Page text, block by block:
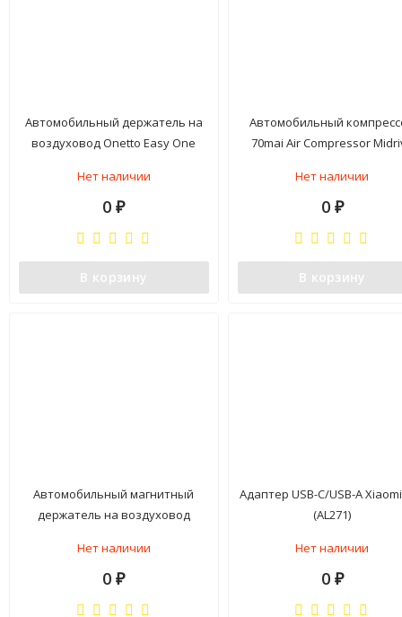
Автомобильный держатель на
воздуховод Onetto Easy One
Нет наличии
0₽
В корзину
Автомобильный
70mai Air Compressor
Нет наличии
0 ₽
В корзину
Автомобильный магнитный
держатель на воздуховод
Mount
Нет наличии
0₽
Адаптер USB-C/USB-A
(AL271)
Нет наличии
0 ₽